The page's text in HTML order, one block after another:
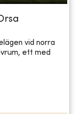
vid norra
ett med